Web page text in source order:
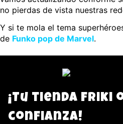
no pierdas de vista nuestras
Y si te mola el tema
de Funko pop de Marvel.
¡Tu tienda friki
confianza!